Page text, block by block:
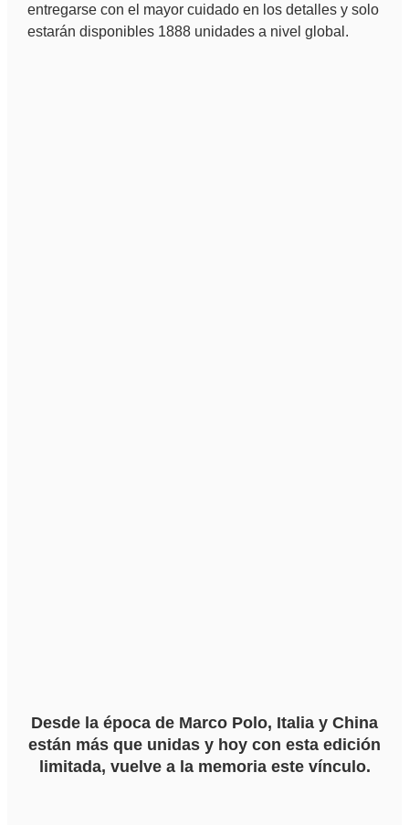
entregarse con el mayor cuidado en los detalles y solo
estarán disponibles 1888 unidades a nivel global.
Desde la época de Marco Polo, Italia y China
están más que unidas y hoy con esta edición
limitada, vuelve a la memoria este vínculo.